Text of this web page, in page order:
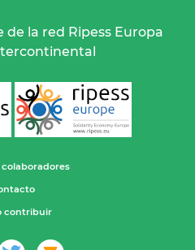
de la red Ripess Europa
contribuir